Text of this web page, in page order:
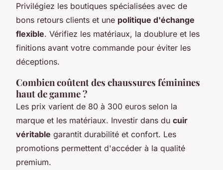
Privilégiez les boutiques spécialisées avec de
bons retours clients et une politique d'échange
flexible. Vérifiez les matériaux, la doublure et les
finitions avant votre commande pour éviter les
déceptions.
Combien coûtent des chaussures féminines
haut de gamme ?
Les prix varient de 80 à 300 euros selon la
marque et les matériaux. Investir dans du cuir
véritable garantit durabilité et confort. Les
promotions permettent d'accéder à la qualité
premium.